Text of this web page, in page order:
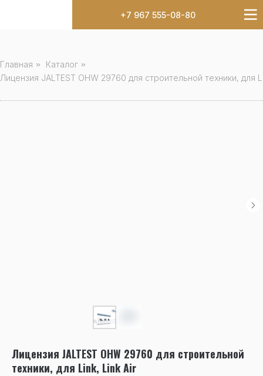
+7 967 555-08-80
Главная » Каталог »
Лицензия JALTEST OHW 29760 для строительной техники, для
Лицензия JALTEST OHW 29760 для строительной
техники, для Link, Link Air